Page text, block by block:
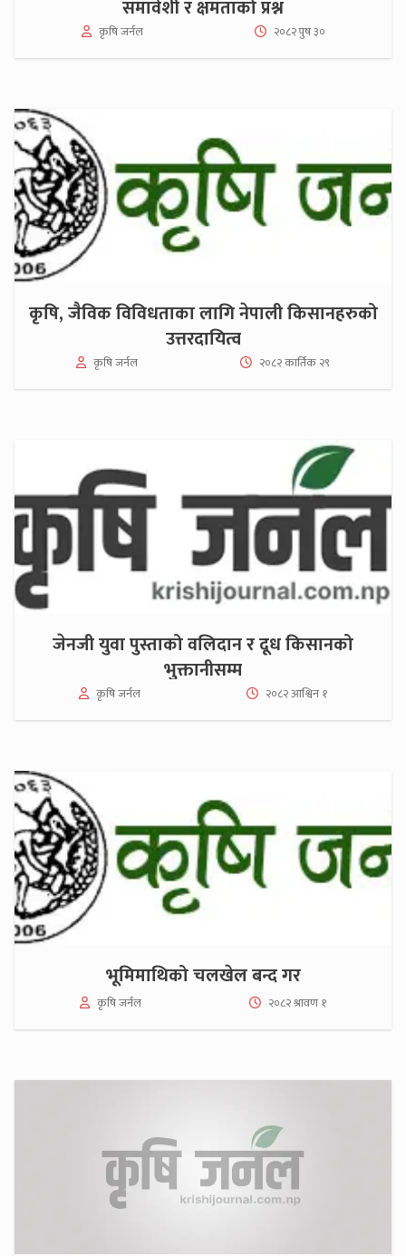
समावेशी र क्षमताको प्रश्न
कृषि जर्नल २०८२ पुष ३०
कृषि, जैविक विविधताका लागि नेपाली किसानहरुको
उत्तरदायित्व
कृषि जर्नल २०८२ कार्तिक २९
जेनजी युवा पुस्ताको वलिदान र दूध किसानको
भुक्तानीसम्म
कृषि जर्नल २०८२ आश्विन १
भूमिमाथिको चलखेल बन्द गर
कृषि जर्नल २०८२ श्रावण १